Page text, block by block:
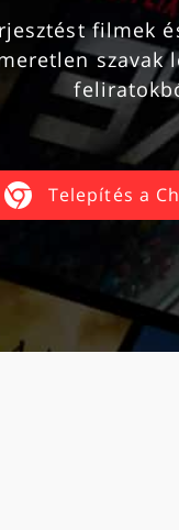
szavak
Telepítés a